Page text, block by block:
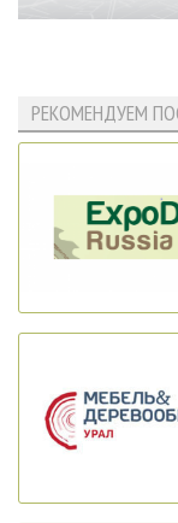
РЕКОМЕНДУЕМ